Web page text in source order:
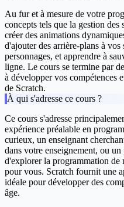
Au fur et à mesure de votre
concepts tels que la gestion
créer des animations
d'ajouter des arrière-plans à vos
personnages, et apprendre à
ligne. Le cours se termine par
à développer vos compétences
de Scratch.
À qui s'adresse ce cours ?
Ce cours s'adresse
expérience préalable en
curieux, un enseignant
dans votre enseignement, ou
d'explorer la programmation de
pour vous. Scratch fournit une
idéale pour développer des
âge.